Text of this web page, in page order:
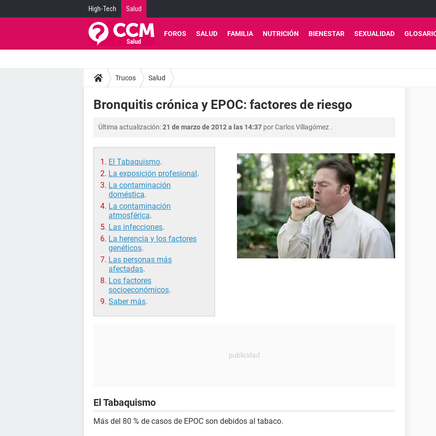
High-Tech Salud
FOROS SALUD FAMILIA NUTRICIÓN BIENESTAR SEXUALIDAD
Trucos Salud
Bronquitis crónica y EPOC: factores de riesgo
Última actualización:21 de marzo de 2012 a las 14:37 porCarlos Villagómez .
El Tabaquismo.
La exposición profesional.
La contaminación
doméstica.
La contaminación
atmosférica.
Las infecciones.
La herencia y los factores
genéticos.
Las personas más
afectadas.
Los factores
socioeconómicos.
Saber más.
El Tabaquismo
Más del 80 % de casos de EPOC son debidos al tabaco.